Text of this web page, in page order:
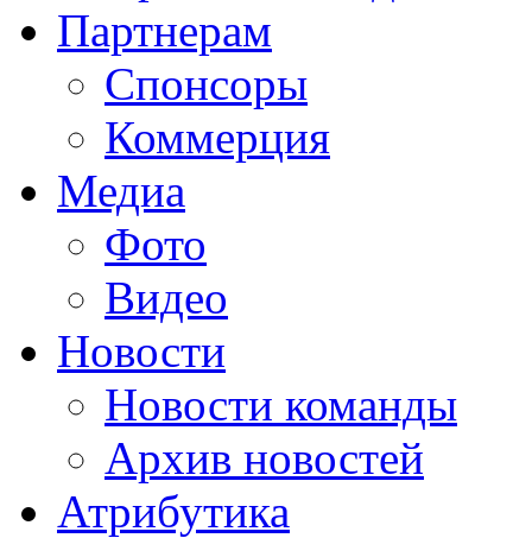
Партнерам
Спонсоры
Коммерция
Медиа
Фото
Видео
Новости
Новости команды
Архив новостей
Атрибутика